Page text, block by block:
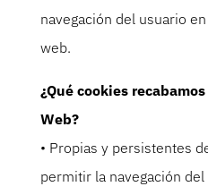
navegación del usuario
web.
¿Qué cookies
Web?
• Propias y persistentes
permitir la navegación del